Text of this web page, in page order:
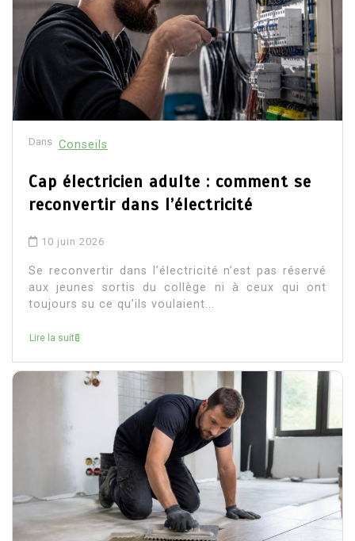
Dans Conseils
Cap électricien adulte : comment se
reconvertir dans l’électricité
10 juin 2026
Se reconvertir dans l’électricité n’est pas réservé
aux jeunes sortis du collège ni à ceux qui ont
toujours su ce qu’ils voulaient...
Lire la suite